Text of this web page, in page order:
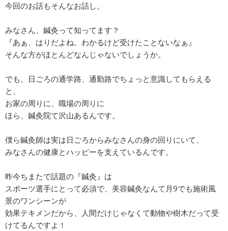
今回のお話もそんなお話し。
みなさん、鍼灸って知ってます？
『あぁ、はりだよね。わかるけど受けたことないなぁ』
そんな方がほとんどなんじゃないでしょうか。
でも、日ごろの通学路、通勤路でちょっと意識してもらえる
と、
お家の周りに、職場の周りに
ほら、鍼灸院て沢山あるんです。
僕ら鍼灸師は実は日ごろからみなさんの身の回りにいて、
みなさんの健康とハッピーを支えているんです。
昨今ちまたで話題の『鍼灸』は
スポーツ選手にとって必須で、美容鍼灸なんて月9でも施術風
景のワンシーンが
効果テキメンだから、人間だけじゃなくて動物や樹木だって受
けてるんですよ！